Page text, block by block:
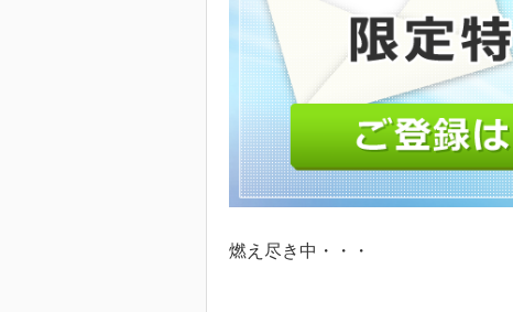
燃え尽き中・・・